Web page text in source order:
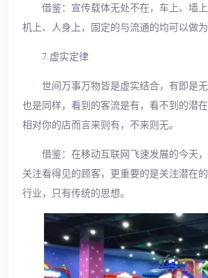
借鉴：宣传载体无处不在，车上、墙
机上、人身上，固定的与流通的均可以做为
7.虚实定律
世间万事万物皆是虚实结合，有即是
也是同样，看到的客流是有，看不到的潜在
相对你的店而言来则有，不来则无。
借鉴：在移动互联网飞速发展的今天
关注看得见的顾客，更重要的是关注潜在
行业，只有传统的思想。